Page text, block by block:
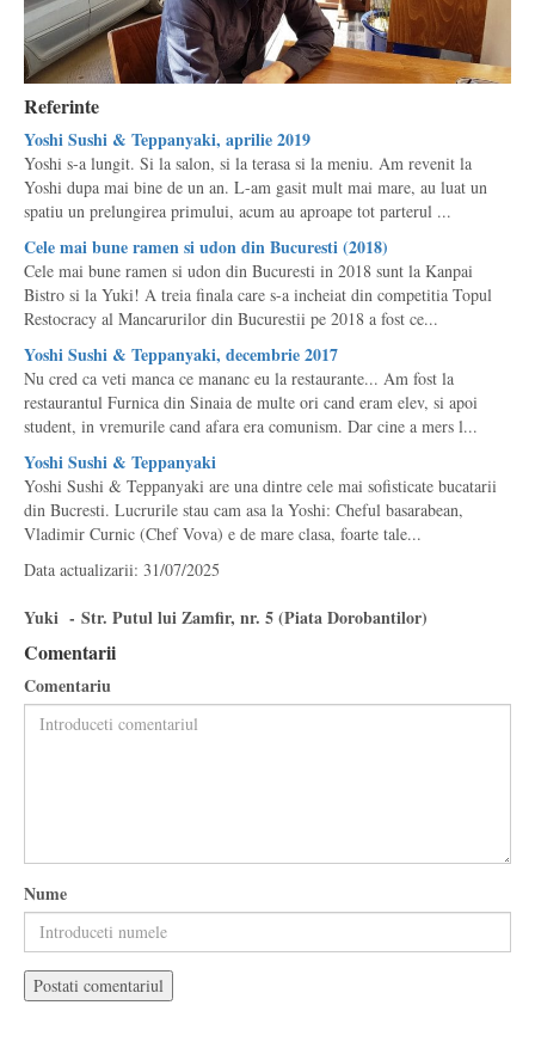
Referinte
Yoshi Sushi & Teppanyaki, aprilie 2019
Yoshi s-a lungit. Si la salon, si la terasa si la meniu. Am revenit la
Yoshi dupa mai bine de un an. L-am gasit mult mai mare, au luat un
spatiu un prelungirea primului, acum au aproape tot parterul ...
Cele mai bune ramen si udon din Bucuresti (2018)
Cele mai bune ramen si udon din Bucuresti in 2018 sunt la Kanpai
Bistro si la Yuki! A treia finala care s-a incheiat din competitia Topul
Restocracy al Mancarurilor din Bucurestii pe 2018 a fost ce...
Yoshi Sushi & Teppanyaki, decembrie 2017
Nu cred ca veti manca ce mananc eu la restaurante... Am fost la
restaurantul Furnica din Sinaia de multe ori cand eram elev, si apoi
student, in vremurile cand afara era comunism. Dar cine a mers l...
Yoshi Sushi & Teppanyaki
Yoshi Sushi & Teppanyaki are una dintre cele mai sofisticate bucatarii
din Bucresti. Lucrurile stau cam asa la Yoshi: Cheful basarabean,
Vladimir Curnic (Chef Vova) e de mare clasa, foarte tale...
Data actualizarii: 31/07/2025
Yuki - Str. Putul lui Zamfir, nr. 5 (Piata Dorobantilor)
Comentarii
Comentariu
Nume